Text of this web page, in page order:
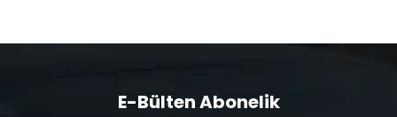
E-Bülten Abonelik